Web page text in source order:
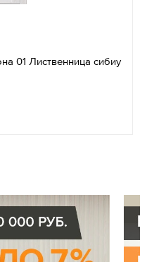
01 Лиственница сибиу